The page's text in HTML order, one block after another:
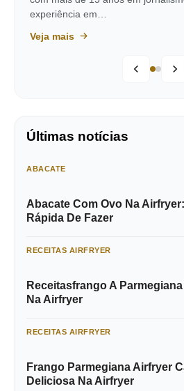
experiência em…
Veja mais
Últimas notícias
ABACATE
Abacate Com Ovo Na
Rápida De Fazer
RECEITAS AIRFRYER
Receitasfrango A
Na Airfryer
RECEITAS AIRFRYER
Frango Parmegiana Airfryer
Deliciosa Na Airfryer